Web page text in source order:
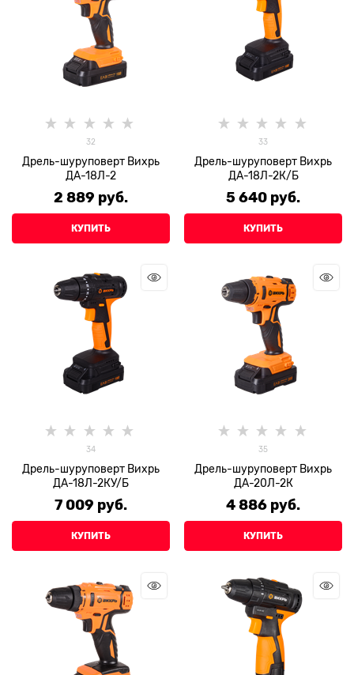
32
Дрель-шуруповерт Вихрь
ДА-18Л-2
2 889 руб.
КУПИТЬ
33
Дрель-шуруповерт Вихрь
ДА-18Л-2К/Б
5 640 руб.
КУПИТЬ
34
Дрель-шуруповерт Вихрь
ДА-18Л-2КУ/Б
7 009 руб.
КУПИТЬ
35
Дрель-шуруповерт Вихрь
ДА-20Л-2К
4 886 руб.
КУПИТЬ